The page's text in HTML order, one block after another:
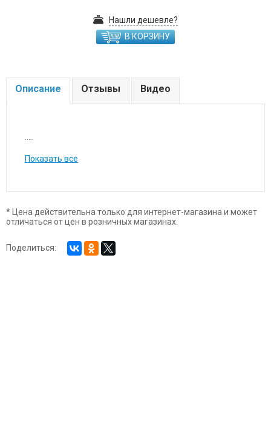
Нашли дешевле?
В КОРЗИНУ
Описание Отзывы Видео
Показать все
* Цена действительна только для интернет-магазина и может
отличаться от цен в розничных магазинах.
Поделиться: